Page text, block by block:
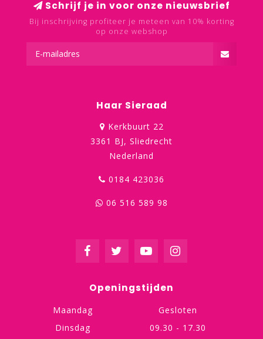
Schrijf je in voor onze nieuwsbrief
Bij inschrijving profiteer je meteen van 10% korting
op onze webshop
Haar Sieraad
Kerkbuurt 22
3361 BJ, Sliedrecht
Nederland
0184 423036
06 516 589 98
Openingstijden
Maandag
Gesloten
Dinsdag
09.30 - 17.30